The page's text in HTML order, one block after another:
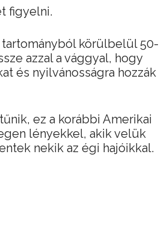
figyelni.
körülbelül 50-
azzal a vággyal, hogy
és nyilvánosságra hozzák
ez a korábbi Amerikai
lényekkel, akik velük
nekik az égi hajóikkal.